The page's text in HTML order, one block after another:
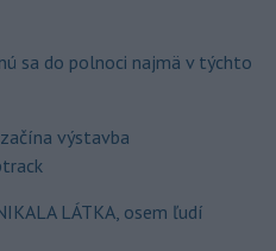
sa do polnoci najmä v týchto
výstavba
LÁTKA, osem ľudí